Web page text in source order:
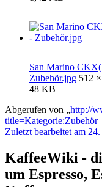
San Marino
Zubehör.jpg 512
48 KB
Abgerufen von „http://
Zuletzt bearbeitet am
KaffeeWiki -
um Espresso,